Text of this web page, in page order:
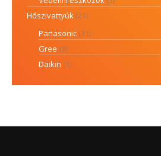
Hőszivattyúk (21)
Panasonic (11)
Gree (9)
Daikin (1)